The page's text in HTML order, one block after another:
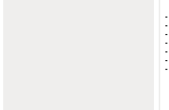
-
-
-
-
-
-
-